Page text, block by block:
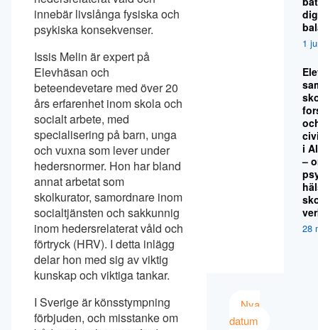
innebär livslånga fysiska och
psykiska konsekvenser.
Issis Melin är expert på
Elevhäsan och
beteendevetare med över 20
års erfarenhet inom skola och
socialt arbete, med
specialisering på barn, unga
och vuxna som lever under
hedersnormer. Hon har bland
annat arbetat som
skolkurator, samordnare inom
socialtjänsten och sakkunnig
inom hedersrelaterat våld och
förtryck (HRV). I detta inlägg
delar hon med sig av viktig
kunskap och viktiga tankar.
I Sverige är könsstympning
förbjuden, och misstanke om
1
i
–
28
Nya
datum